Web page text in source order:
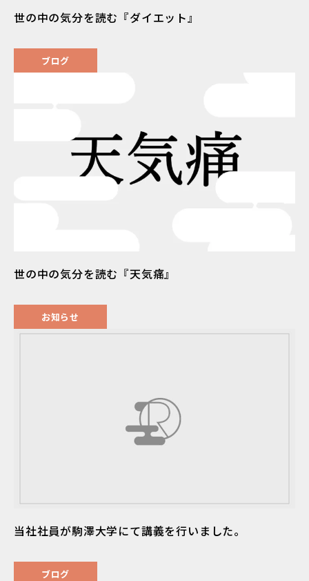
世の中の気分を読む『ダイエット』
ブログ
世の中の気分を読む『天気痛』
お知らせ
当社社員が駒澤大学にて講義を行いました。
ブログ